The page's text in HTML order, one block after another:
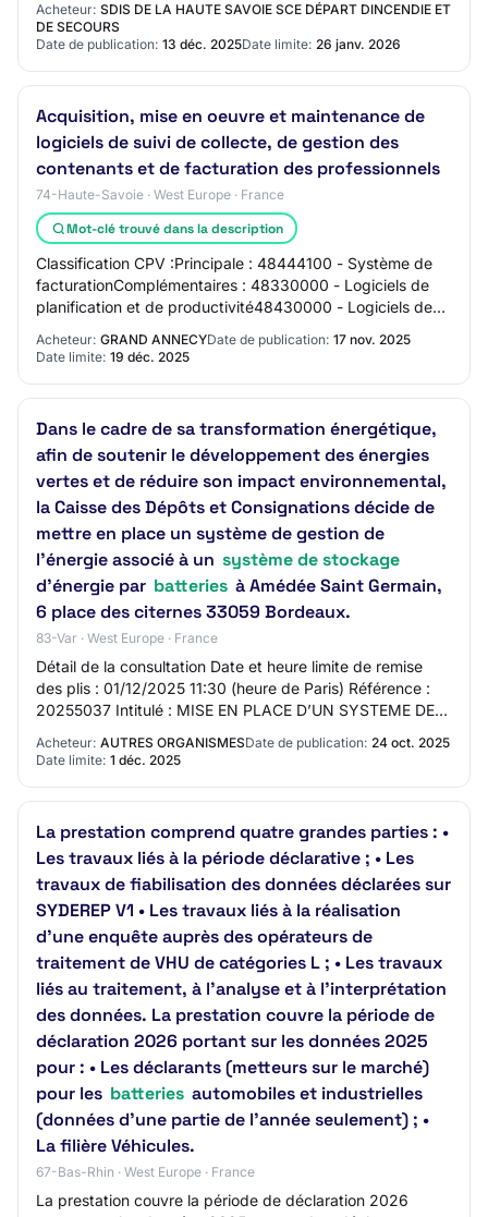
Acheteur: SDIS DE LA HAUTE SAVOIE SCE DÉPART DINCENDIE ET
DE SECOURS
Date de publication: 13 déc. 2025Date limite: 26 janv. 2026
Acquisition, mise en oeuvre et maintenance de
logiciels de suivi de collecte, de gestion des
contenants et de facturation des professionnels
74-Haute-Savoie · West Europe · France
Mot-clé trouvé dans la description
Classification CPV :Principale : 48444100 - Système de
facturationComplémentaires : 48330000 - Logiciels de
planification et de productivité48430000 - Logiciels de
Acheteur: GRAND ANNECYDate de publication: 17 nov. 2025
Date limite: 19 déc. 2025
Dans le cadre de sa transformation énergétique,
afin de soutenir le développement des énergies
vertes et de réduire son impact environnemental,
la Caisse des Dépôts et Consignations décide de
mettre en place un système de gestion de
l’énergie associé à un système de stockage
d’énergie par batteries à Amédée Saint Germain,
6 place des citernes 33059 Bordeaux.
83-Var · West Europe · France
Détail de la consultation Date et heure limite de remise
des plis : 01/12/2025 11:30 (heure de Paris) Référence :
20255037 Intitulé : MISE EN PLACE D’UN SYSTEME DE
Acheteur: AUTRES ORGANISMESDate de publication: 24 oct. 2025
Date limite: 1 déc. 2025
La prestation comprend quatre grandes parties : •
Les travaux liés à la période déclarative ; • Les
travaux de fiabilisation des données déclarées sur
SYDEREP V1 • Les travaux liés à la réalisation
d’une enquête auprès des opérateurs de
traitement de VHU de catégories L ; • Les travaux
liés au traitement, à l’analyse et à l’interprétation
des données. La prestation couvre la période de
déclaration 2026 portant sur les données 2025
pour : • Les déclarants (metteurs sur le marché)
pour les batteries automobiles et industrielles
(données d’une partie de l’année seulement) ; •
La filière Véhicules.
67-Bas-Rhin · West Europe · France
La prestation couvre la période de déclaration 2026